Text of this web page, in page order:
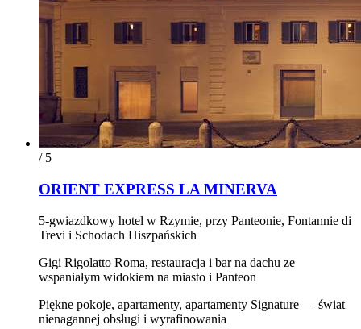
/ 5
ORIENT EXPRESS LA MINERVA
5-gwiazdkowy hotel w Rzymie, przy Panteonie, Fontannie di
Trevi i Schodach Hiszpańskich
Gigi Rigolatto Roma, restauracja i bar na dachu ze
wspaniałym widokiem na miasto i Panteon
Piękne pokoje, apartamenty, apartamenty Signature — świat
nienagannej obsługi i wyrafinowania